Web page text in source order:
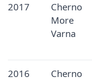
2017
Cherno
More
Varna
2016
Cherno